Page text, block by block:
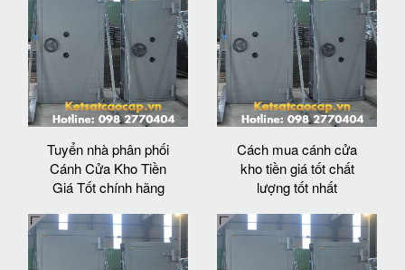
Tuyển nhà phân phối
Cánh Cửa Kho Tiền
Giá Tốt chính hãng
Cách mua cánh cửa
kho tiền giá tốt chất
lượng tốt nhất